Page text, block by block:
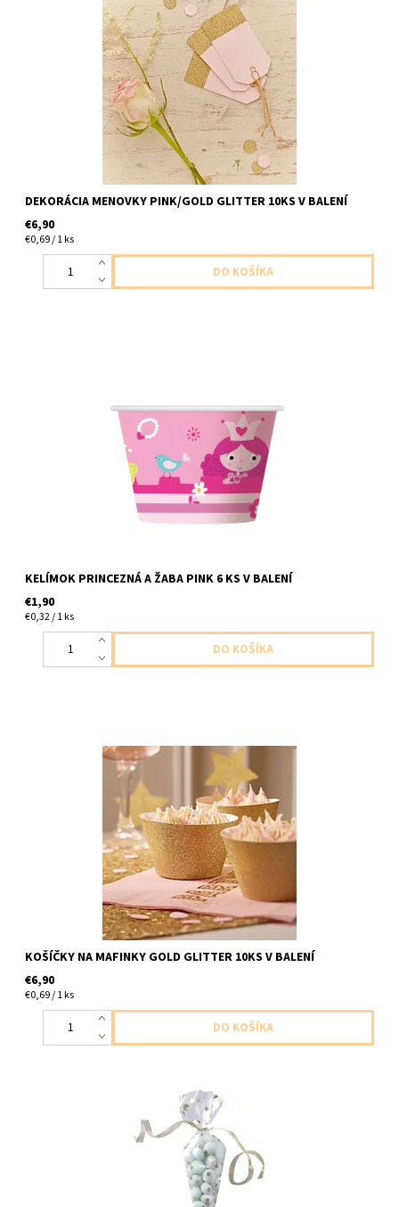
papierove visiace stitky ruzova a zlata na darceky ,oznacenie atd
10ks v balení velkost 7,5cm
DEKORÁCIA MENOVKY PINK/GOLD GLITTER 10KS V BALENÍ
€6,90
€0,69 / 1 ks
KELÍMOK PRINCEZNÁ A ŽABA PINK 6 KS V BALENÍ
€1,90
€0,32 / 1 ks
papierové obaly na muffin zlaté trblietave 10ks v baleni
KOŠÍČKY NA MAFINKY GOLD GLITTER 10KS V BALENÍ
€6,90
€0,69 / 1 ks
plastove priehladne vrecka na zavezovanie zo zlatymi bodkami
na cukrovinky 10ks v balení velkost 16x30cm